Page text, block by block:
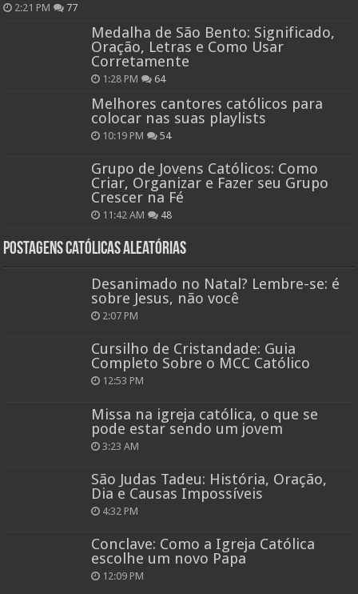
2:21 PM 77
Medalha de São Bento: Significado,
Oração, Letras e Como Usar
Corretamente
1:28 PM 64
Melhores cantores católicos para
colocar nas suas playlists
10:19 PM 54
Grupo de Jovens Católicos: Como
Criar, Organizar e Fazer seu Grupo
Crescer na Fé
11:42 AM 48
Postagens católicas aleatórias
Desanimado no Natal? Lembre-se: é
sobre Jesus, não você
2:07 PM
Cursilho de Cristandade: Guia
Completo Sobre o MCC Católico
12:53 PM
Missa na igreja católica, o que se
pode estar sendo um jovem
3:23 AM
São Judas Tadeu: História, Oração,
Dia e Causas Impossíveis
4:32 PM
Conclave: Como a Igreja Católica
escolhe um novo Papa
12:09 PM